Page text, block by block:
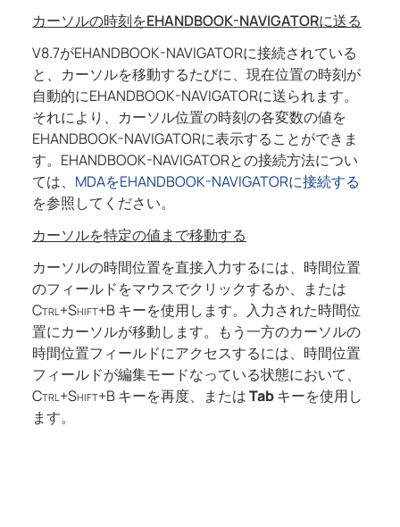
カーソルの時刻をEHANDBOOK-NAVIGATORに送る
V8.7がEHANDBOOK-NAVIGATORに接続されている
と、カーソルを移動するたびに、現在位置の時刻が
自動的にEHANDBOOK-NAVIGATORに送られます。
それにより、カーソル位置の時刻の各変数の値を
EHANDBOOK-NAVIGATORに表示することができま
す。 EHANDBOOK-NAVIGATORとの接続方法につい
ては、 MDAをEHANDBOOK-NAVIGATORに接続する
を参照してください。
カーソルを特定の値まで移動する
カーソルの時間位置を直接入力するには、時間位置
のフィールドをマウスでクリックするか、または
Ctrl+Shift+Bキーを使用します。入力された時間位
置にカーソルが移動します。もう一方のカーソルの
時間位置フィールドにアクセスするには、時間位置
フィールドが編集モードなっている状態において、
Ctrl+Shift+Bキーを再度、またはTabキーを使用し
ます。